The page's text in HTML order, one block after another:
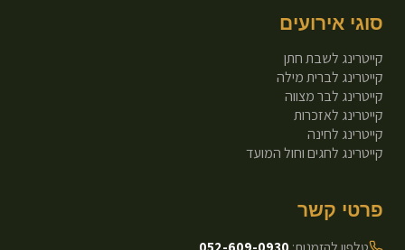
סוגי אירועים
קייטרינג לשבת חתן
קייטרינג לברית מילה
קייטרינג לבר מצווה
קייטרינג לאזכרות
קייטרינג לחינה
קייטרינג לחגים וחול המועד
פרטי קשר
טלפון להזמנות: 052-609-0930